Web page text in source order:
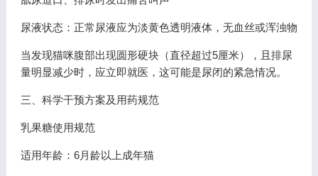
尿液状态：正常尿液应为淡黄色透明液体，无血丝或浑浊物
当发现猫咪腹部出现圆形硬块（直径超过5厘米），且排尿
量明显减少时，应立即就医，这可能是尿闭的紧急情况。
三、科学干预方案及用药规范
乳果糖使用规范
适用年龄：6月龄以上成年猫